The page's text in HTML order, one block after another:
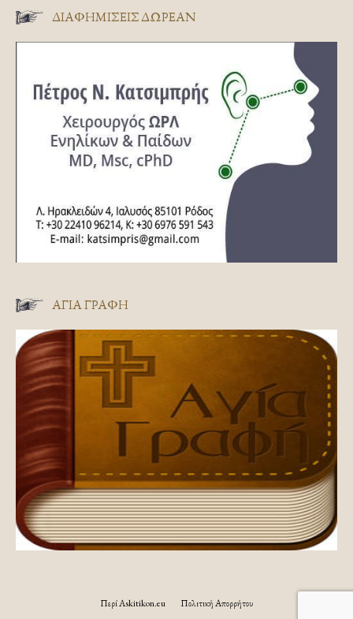
ΔΙΑΦΗΜΊΣΕΙΣ ΔΩΡΕΆΝ
ΑΓΊΑ ΓΡΑΦΉ
Περί Askitikon.eu Πολιτική Απορρήτου